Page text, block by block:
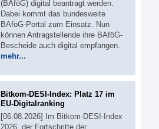
(BAföG) digital beantragt werden.
Dabei kommt das bundesweite
BAföG-Portal zum Einsatz. Nun
können Antragstellende ihre BAföG-
Bescheide auch digital empfangen.
mehr...
Bitkom-DESI-Index: Platz 17 im
EU-Digitalranking
[06.08.2026] Im Bitkom-DESI-Index
2026, der Fortschritte der